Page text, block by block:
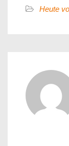
Heute